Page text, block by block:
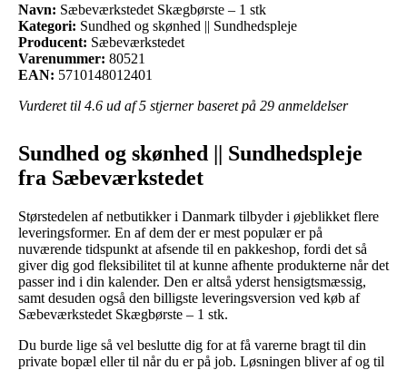
Navn: Sæbeværkstedet Skægbørste – 1 stk
Kategori: Sundhed og skønhed || Sundhedspleje
Producent: Sæbeværkstedet
Varenummer: 80521
EAN: 5710148012401
Vurderet til 4.6 ud af 5 stjerner baseret på 29 anmeldelser
Sundhed og skønhed || Sundhedspleje
fra Sæbeværkstedet
Størstedelen af netbutikker i Danmark tilbyder i øjeblikket flere
leveringsformer. En af dem der er mest populær er på
nuværende tidspunkt at afsende til en pakkeshop, fordi det så
giver dig god fleksibilitet til at kunne afhente produkterne når det
passer ind i din kalender. Den er altså yderst hensigtsmæssig,
samt desuden også den billigste leveringsversion ved køb af
Sæbeværkstedet Skægbørste – 1 stk.
Du burde lige så vel beslutte dig for at få varerne bragt til din
private bopæl eller til når du er på job. Løsningen bliver af og til